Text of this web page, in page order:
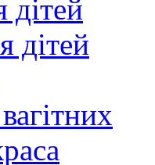
дітей
дітей